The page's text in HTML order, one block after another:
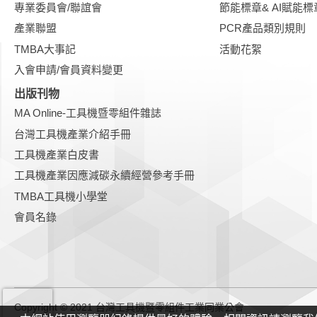
專業委員會/聯誼會
產業聯盟
TMBA大事記
入會申請/會員資料變更
節能標章& AI賦能標
PCR產品類別規則
活動花絮
出版刊物
MA Online-工具機暨零組件雜誌
台灣工具機產業介紹手冊
工具機產業白皮書
工具機產業因應減碳永續經營參考手冊
TMBA工具機小學堂
會員名錄
Copyright © 2021 台灣工具機暨零組件工業同業公會